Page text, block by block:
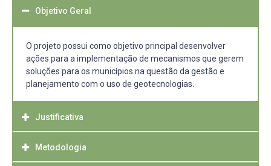
Objetivo Geral
O projeto possui como objetivo principal desenvolver
ações para a implementação de mecanismos que gerem
soluções para os municípios na questão da gestão e
planejamento com o uso de geotecnologias.
Justificativa
Quando se fala em gestão e planejamento publico é
essencial se conhecer o município, entender a distribuição
Metodologia